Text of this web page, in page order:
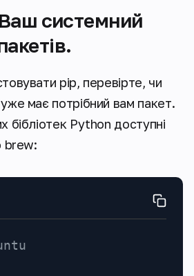
системний
pip, перевірте, чи
має потрібний вам пакет.
бібліотек Python доступні
brew: